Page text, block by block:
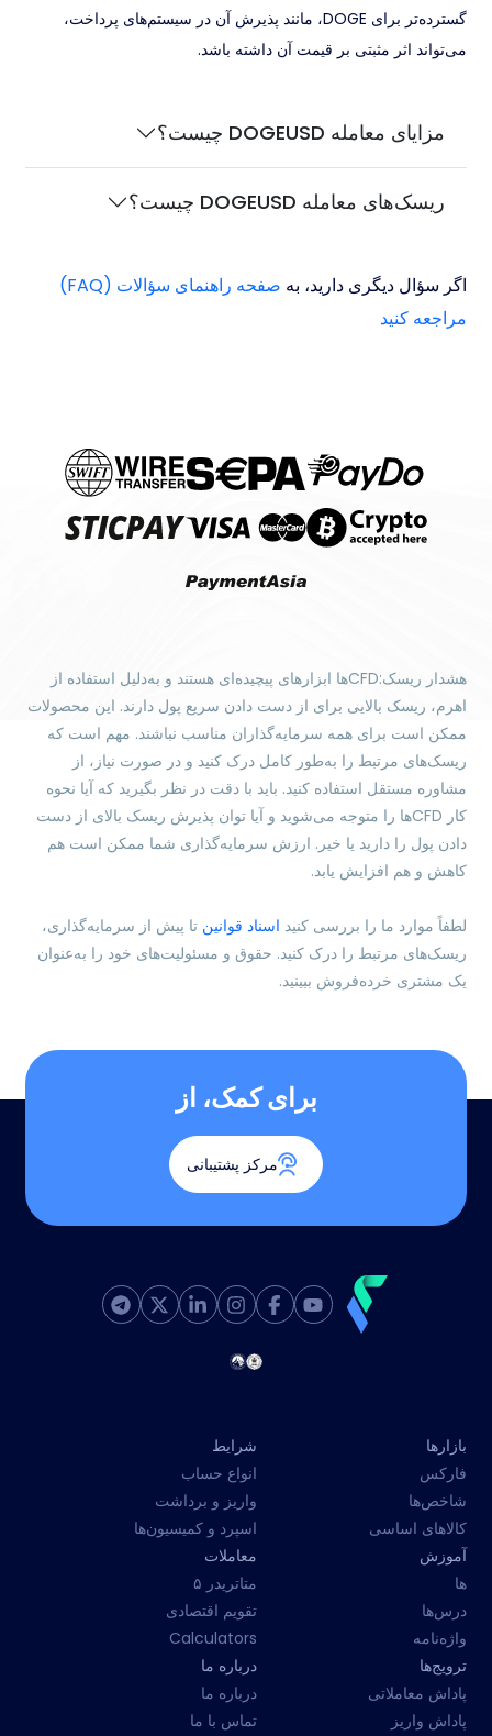
گسترده‌تر برای DOGE، مانند پذیرش آن در سیستم‌های پرداخت،
می‌تواند اثر مثبتی بر قیمت آن داشته باشد.
مزایای معامله DOGEUSD چیست؟
ریسک‌های معامله DOGEUSD چیست؟
اگر سؤال دیگری دارید، به
صفحه راهنمای سؤالات (FAQ)
مراجعه کنید
هشدار ریسک:CFDها ابزارهای پیچیده‌ای هستند و به‌دلیل استفاده از
اهرم، ریسک بالایی برای از دست دادن سریع پول دارند. این محصولات
ممکن است برای همه سرمایه‌گذاران مناسب نباشند. مهم است که
ریسک‌های مرتبط را به‌طور کامل درک کنید و در صورت نیاز، از
مشاوره مستقل استفاده کنید. باید با دقت در نظر بگیرید که آیا نحوه
کار CFDها را متوجه می‌شوید و آیا توان پذیرش ریسک بالای از دست
دادن پول را دارید یا خیر. ارزش سرمایه‌گذاری شما ممکن است هم
کاهش و هم افزایش یابد.
لطفاً موارد ما را بررسی کنید اسناد قوانین تا پیش از سرمایه‌گذاری،
ریسک‌های مرتبط را درک کنید. حقوق و مسئولیت‌های خود را به‌عنوان
یک مشتری خرده‌فروش ببینید.
برای کمک، از
مرکز پشتیبانی
بازارها
فارکس
شاخص‌ها
کالاهای اساسی
شرایط
انواع حساب
واریز و برداشت
اسپرد و کمیسیون‌ها
آموزش
ها
درس‌ها
واژه‌نامه
معاملات
متاتریدر ۵
تقویم اقتصادی
Calculators
ترویج‌ها
پاداش معاملاتی
پاداش واریز
درباره ما
درباره ما
تماس با ما